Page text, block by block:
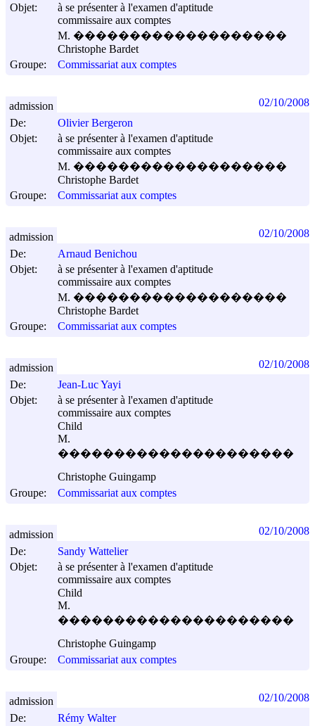
Objet:
à se présenter à l'examen d'aptitude
commissaire aux comptes
M. �������������������
Christophe Bardet
Groupe:
Commissariat aux comptes
De:
Olivier Bergeron
Objet:
à se présenter à l'examen d'aptitude
commissaire aux comptes
M. �������������������
Christophe Bardet
Groupe:
Commissariat aux comptes
admission 02/10/2008
De:
Arnaud Benichou
Objet:
à se présenter à l'examen d'aptitude
commissaire aux comptes
M. �������������������
Christophe Bardet
Groupe:
Commissariat aux comptes
admission 02/10/2008
De:
Jean-Luc Yayi
Objet:
à se présenter à l'examen d'aptitude
commissaire aux comptes
Child
M.
���������������������
Christophe Guingamp
Groupe:
Commissariat aux comptes
admission 02/10/2008
De:
Sandy Wattelier
Objet:
à se présenter à l'examen d'aptitude
commissaire aux comptes
Child
M.
���������������������
Christophe Guingamp
Groupe:
Commissariat aux comptes
admission 02/10/2008
De:
Rémy Walter
admission 02/10/2008